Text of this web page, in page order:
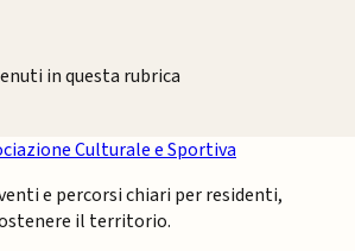
in questa rubrica
Culturale e Sportiva
e percorsi chiari per residenti,
il territorio.